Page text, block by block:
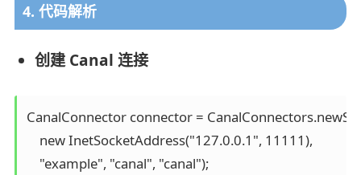
4. 代码解析
创建 Canal 连接
CanalConnector connector =
    new InetSocketAddress("127.0.0.1", 11111),
    "example", "canal", "canal");